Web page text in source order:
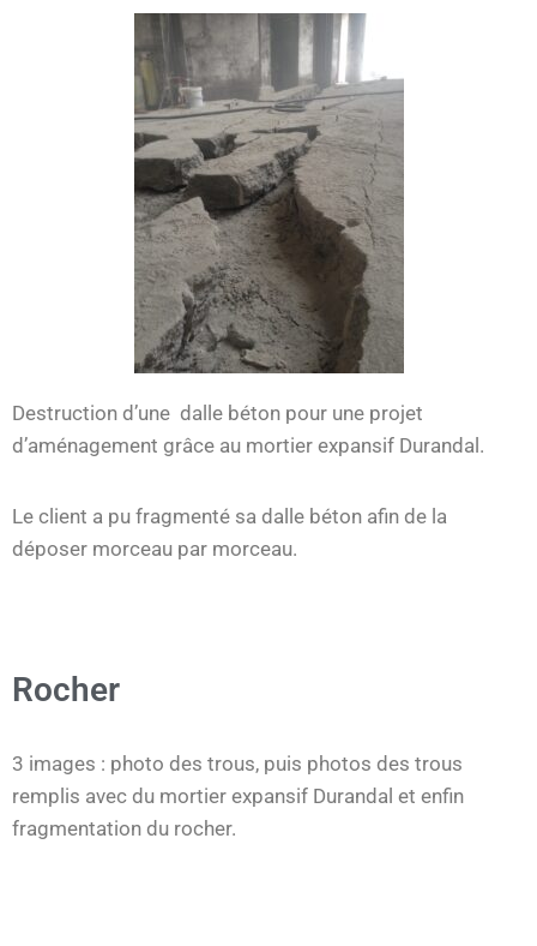
Destruction d’une dalle béton pour une projet
d’aménagement grâce au mortier expansif Durandal.
Le client a pu fragmenté sa dalle béton afin de la
déposer morceau par morceau.
Rocher
3 images : photo des trous, puis photos des trous
remplis avec du mortier expansif Durandal et enfin
fragmentation du rocher.